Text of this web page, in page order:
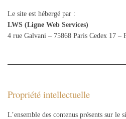
Le site est hébergé par :
LWS (Ligne Web Services)
4 rue Galvani – 75868 Paris Cedex 17 –
Propriété intellectuelle
L’ensemble des contenus présents sur le